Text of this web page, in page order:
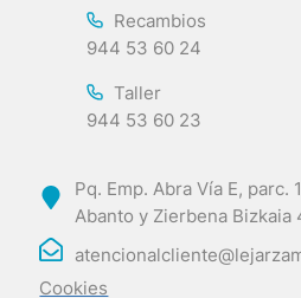
Recambios
944 53 60 24
Taller
944 53 60 23
Pq. Emp. Abra Vía E, parc.
Abanto y Zierbena Bizkaia
Cookies